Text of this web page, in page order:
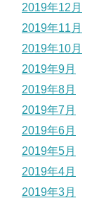
2019年12月
2019年11月
2019年10月
2019年9月
2019年8月
2019年7月
2019年6月
2019年5月
2019年4月
2019年3月